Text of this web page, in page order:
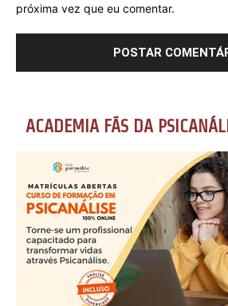
próxima vez que eu comentar.
ACADEMIA FÃS DA